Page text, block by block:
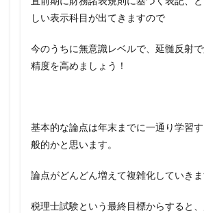
しい表示科目が出てきますので
今のうちに無意識レベルで、延髄反射
精度を高めましょう！
基本的な論点は年末までに一通り学習
般的かと思います。
論点がどんどん増えて複雑化していきま
税理士試験という最終目標からすると